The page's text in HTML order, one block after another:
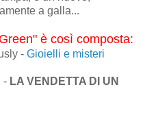
a galla...
è così composta:
- Gioielli e misteri
- LA VENDETTA DI UN